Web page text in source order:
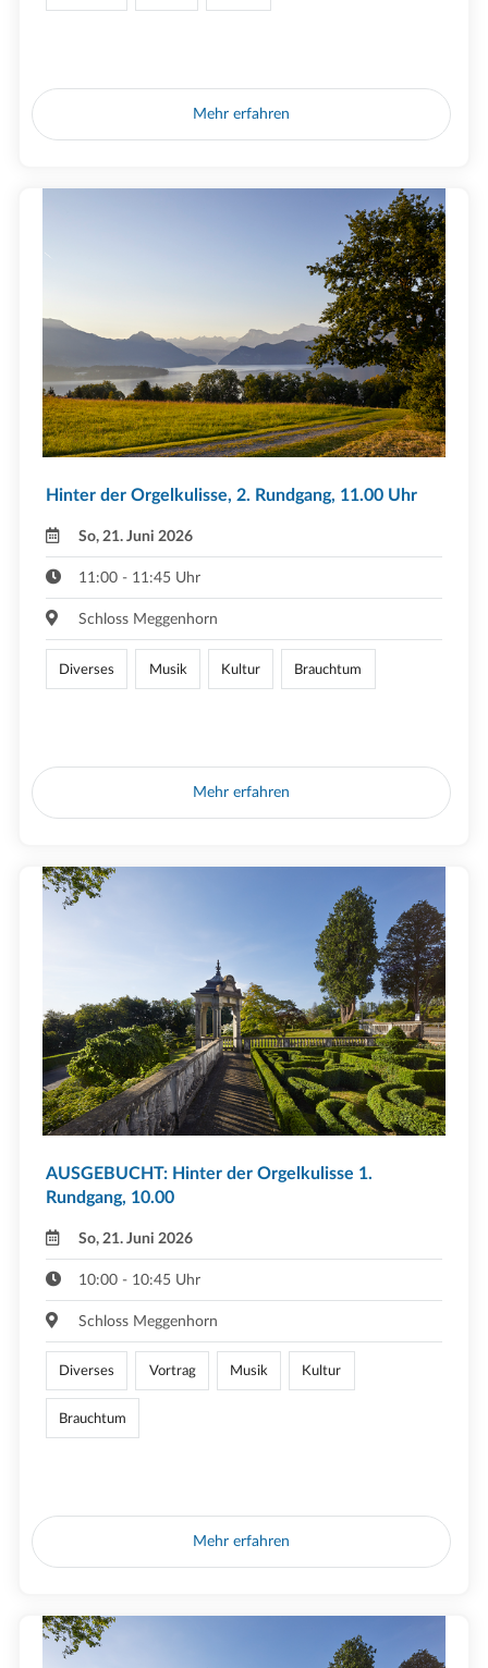
Mehr erfahren
Hinter der Orgelkulisse, 2. Rundgang, 11.00 Uhr
So, 21. Juni 2026
11:00 - 11:45 Uhr
Schloss Meggenhorn
Diverses Musik Kultur Brauchtum
Mehr erfahren
AUSGEBUCHT: Hinter der Orgelkulisse 1.
Rundgang, 10.00
So, 21. Juni 2026
10:00 - 10:45 Uhr
Schloss Meggenhorn
Diverses Vortrag Musik Kultur
Brauchtum
Mehr erfahren